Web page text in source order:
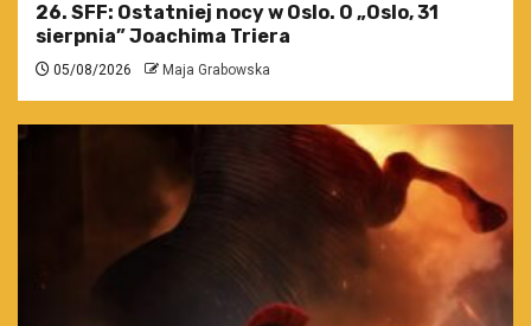
26. SFF: Ostatniej nocy w Oslo. O „Oslo, 31
sierpnia” Joachima Triera
05/08/2026 Maja Grabowska